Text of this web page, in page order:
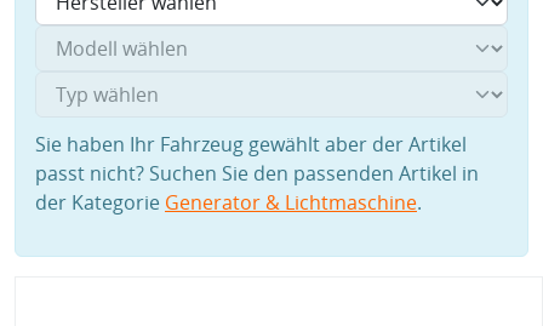
Sie haben Ihr Fahrzeug gewählt aber der Artikel
passt nicht? Suchen Sie den passenden Artikel in
der Kategorie Generator & Lichtmaschine.